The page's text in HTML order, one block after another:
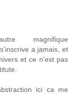
magnifique
a jamais, et
et ce n'est pas
ici ca me